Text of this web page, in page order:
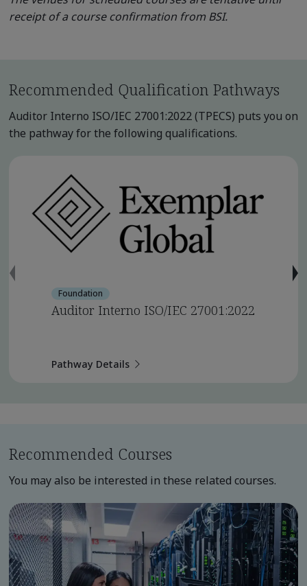
receipt of a course confirmation from BSI.
Recommended Qualification Pathways
Auditor Interno ISO/IEC 27001:2022 (TPECS) puts you on
the pathway for the following qualifications.
Foundation
Auditor Interno ISO/IEC 27001:2022
Pathway Details
Recommended Courses
You may also be interested in these related courses.